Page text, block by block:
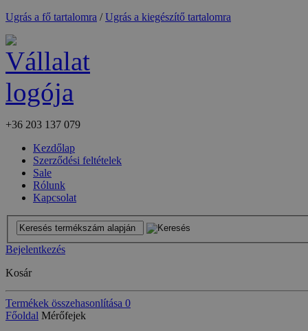
Ugrás a fő tartalomra /Ugrás a kiegészítő tartalomra
+36 203 137 079
Kezdőlap
Szerződési feltételek
Sale
Rólunk
Kapcsolat
Bejelentkezés
Kosár
Termékek összehasonlítása 0
Főoldal Mérőfejek